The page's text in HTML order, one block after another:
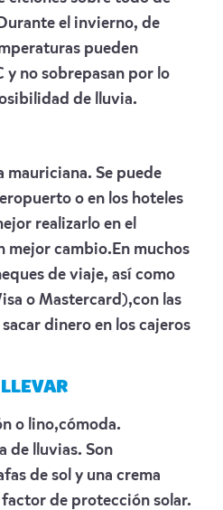
el invierno, de
pueden
y no sobrepasan por lo
de lluvia.
mauriciana. Se puede
o en los hoteles
realizarlo en el
mejor cambio.En muchos
de viaje, así como
o Mastercard),con las
dinero en los cajeros
o lino,cómoda.
de lluvias. Son
de sol y una crema
de protección solar.